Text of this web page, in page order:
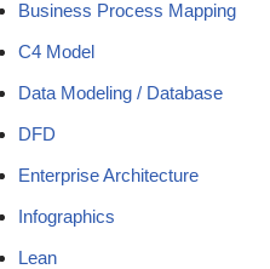
Business Process Mapping
C4 Model
Data Modeling / Database
DFD
Enterprise Architecture
Infographics
Lean